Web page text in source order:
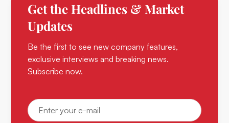
Get the Headlines & Market
Updates
Be the first to see new company features,
exclusive interviews and breaking news.
Subscribe now.